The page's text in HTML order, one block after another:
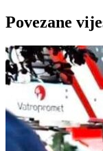
Povezane